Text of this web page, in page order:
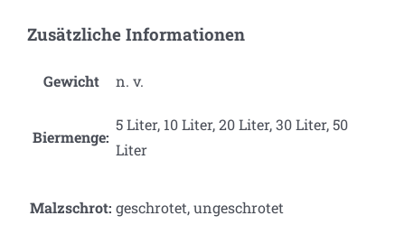
Zusätzliche Informationen
Gewicht n. v.
Biermenge:
5 Liter, 10 Liter, 20 Liter, 30 Liter, 50
Liter
Malzschrot: geschrotet, ungeschrotet